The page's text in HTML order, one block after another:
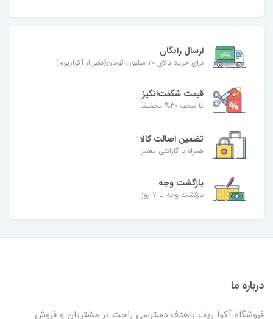
ارسال رایگان
برای خرید بالای ۲۰ میلیون تومان(بغیر از آکواریوم)
قیمت شگفت‌انگیز
تا سقف 30% تخفیف
تضمین اصالت کالا
همراه با گارانتی معتبر
بازگشت وجه
بازگشت وجه تا ۷ روز
درباره ما
فروشگاه آکوا ریف باهدف دسترسی راحت تر مشتریان و فروش